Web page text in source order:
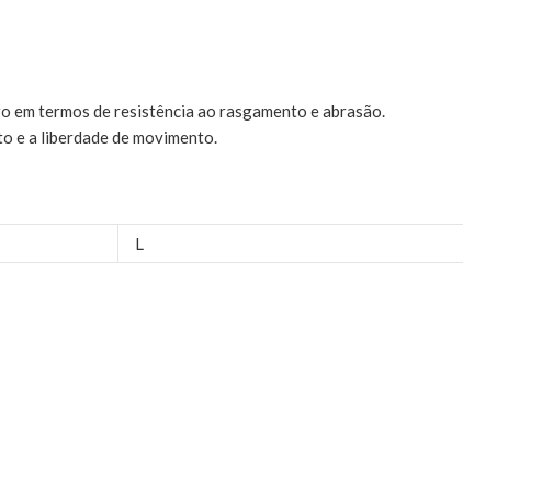
termos de resistência ao rasgamento e abrasão.
a liberdade de movimento.
L